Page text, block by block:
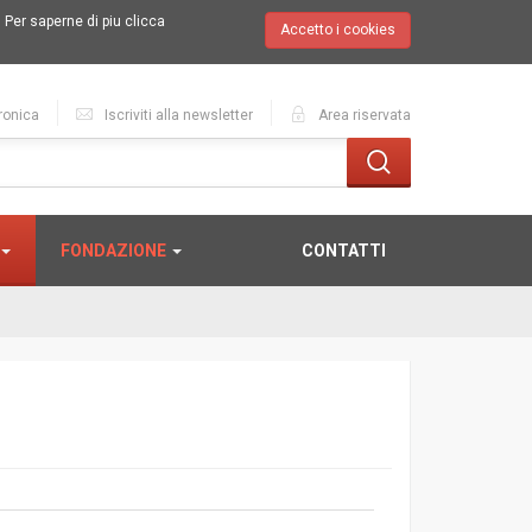
Per saperne di piu clicca Accetto i cookies
Iscriviti alla newsletter Area riservata
FONDAZIONE CONTATTI